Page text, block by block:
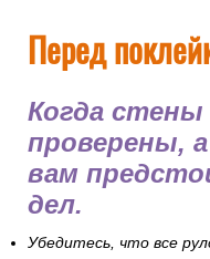
Перед
Когда
проверены,
вам
дел.
Убедитесь, что все